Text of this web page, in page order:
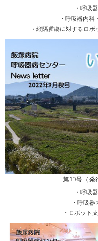
・呼吸
・呼吸器内科
・縦隔腫瘍に対するロ
第10号（発
・呼吸
・呼吸
・ロボット